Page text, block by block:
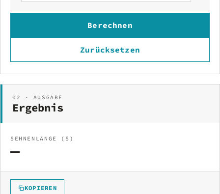
Berechnen
Zurücksetzen
02 · AUSGABE
Ergebnis
SEHNENLÄNGE (S)
—
KOPIEREN